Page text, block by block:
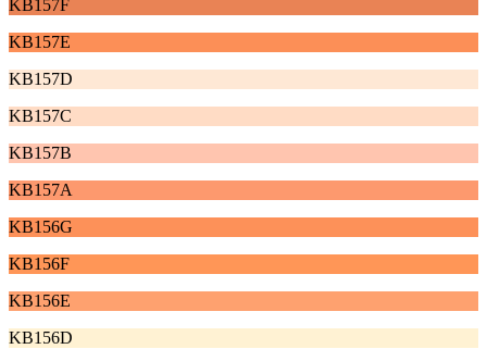
KB157F
KB157E
KB157D
KB157C
KB157B
KB157A
KB156G
KB156F
KB156E
KB156D